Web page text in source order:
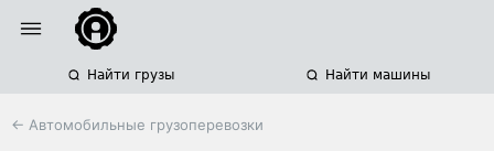
Найти грузы Найти машины
← Автомобильные грузоперевозки